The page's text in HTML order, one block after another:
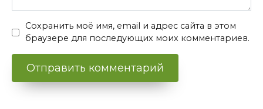
Сохранить моё имя, email и адрес сайта в этом
браузере для последующих моих комментариев.